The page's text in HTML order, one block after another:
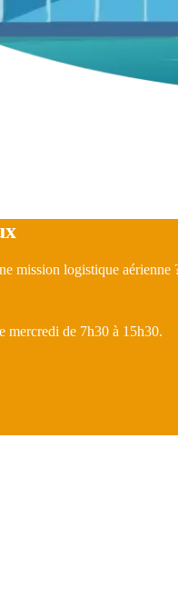
mission logistique
mercredi de 7h30 à 15h30.